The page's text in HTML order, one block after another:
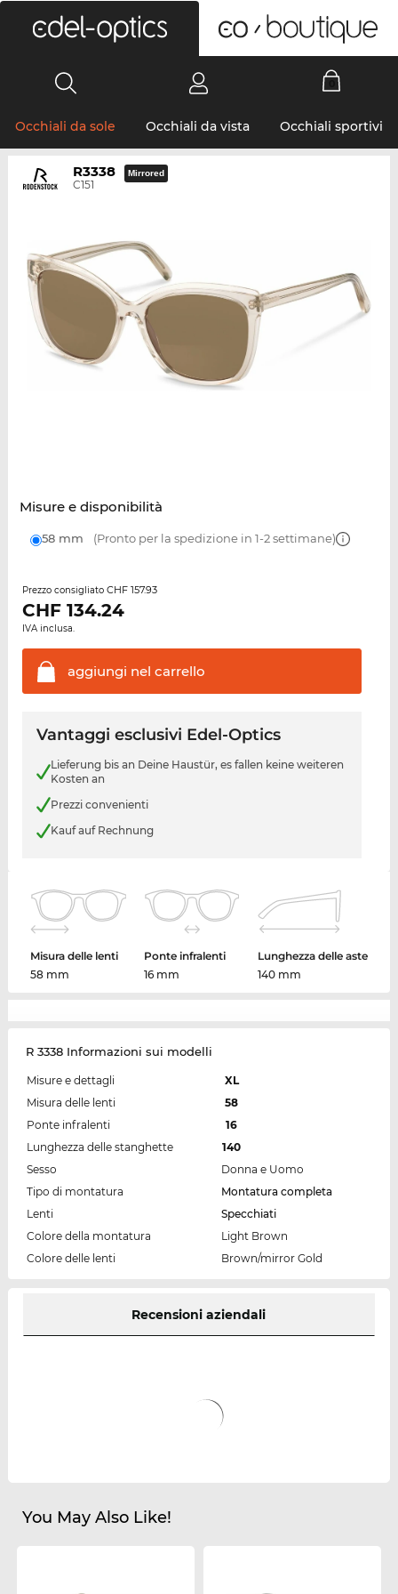
Occhiali da sole Occhiali da vista Occhiali sportivi
R3338
C151
Mirrored
Misure e disponibilità
58 mm (Pronto per la spedizione in 1-2 settimane)
Prezzo consigliato CHF 157.93
CHF 134.24
IVA inclusa.
aggiungi nel carrello
Vantaggi esclusivi Edel-Optics
Lieferung bis an Deine Haustür, es fallen keine weiteren
Kosten an
Prezzi convenienti
Kauf auf Rechnung
Misura delle lenti
58 mm
Ponte infralenti
16 mm
Lunghezza delle aste
140 mm
R 3338 Informazioni sui modelli
Misure e dettagli
XL
Misura delle lenti
58
Ponte infralenti
16
Lunghezza delle stanghette
140
Sesso
Donna e Uomo
Tipo di montatura
Montatura completa
Lenti
Specchiati
Colore della montatura
Light Brown
Colore delle lenti
Brown/mirror Gold
Recensioni aziendali
You May Also Like!